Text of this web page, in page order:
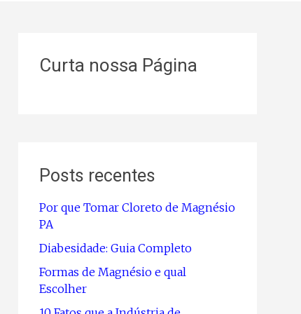
Curta nossa Página
Posts recentes
Por que Tomar Cloreto de Magnésio
PA
Diabesidade: Guia Completo
Formas de Magnésio e qual
Escolher